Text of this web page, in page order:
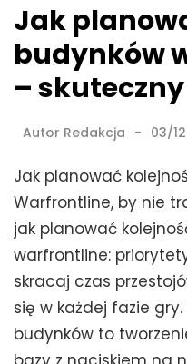
Jak
budynków
–
Autor Redakcja 03/
Jak planować
Warfrontline, by nie
jak planować
warfrontline:
skracaj czas
się w każdej fazie
budynków to